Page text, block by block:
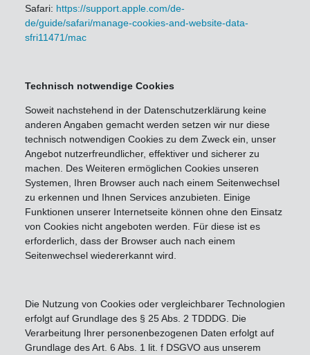
Safari: https://support.apple.com/de-
de/guide/safari/manage-cookies-and-website-data-
sfri11471/mac
Technisch notwendige Cookies
Soweit nachstehend in der Datenschutzerklärung keine
anderen Angaben gemacht werden setzen wir nur diese
technisch notwendigen Cookies zu dem Zweck ein, unser
Angebot nutzerfreundlicher, effektiver und sicherer zu
machen. Des Weiteren ermöglichen Cookies unseren
Systemen, Ihren Browser auch nach einem Seitenwechsel
zu erkennen und Ihnen Services anzubieten. Einige
Funktionen unserer Internetseite können ohne den Einsatz
von Cookies nicht angeboten werden. Für diese ist es
erforderlich, dass der Browser auch nach einem
Seitenwechsel wiedererkannt wird.
Die Nutzung von Cookies oder vergleichbarer Technologien
erfolgt auf Grundlage des § 25 Abs. 2 TDDDG. Die
Verarbeitung Ihrer personenbezogenen Daten erfolgt auf
Grundlage des Art. 6 Abs. 1 lit. f DSGVO aus unserem